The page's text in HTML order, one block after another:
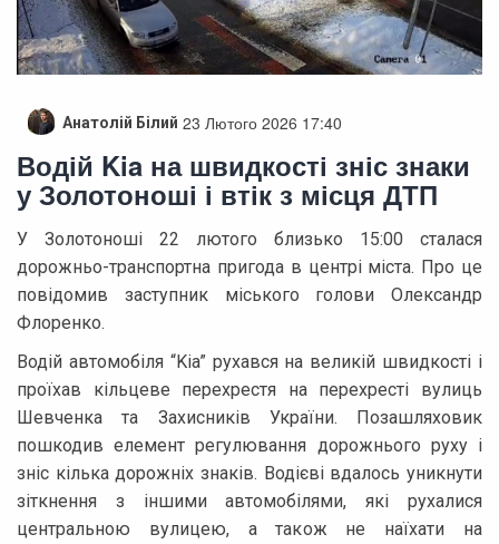
Анатолій Білий 23 Лютого 2026 17:40
Водій Kia на швидкості зніс знаки
у Золотоноші і втік з місця ДТП
У Золотоноші 22 лютого близько 15:00 сталася
дорожньо-транспортна пригода в центрі міста. Про це
повідомив заступник міського голови Олександр
Флоренко.
Водій автомобіля “Kia” рухався на великій швидкості і
проїхав кільцеве перехрестя на перехресті вулиць
Шевченка та Захисників України. Позашляховик
пошкодив елемент регулювання дорожнього руху і
зніс кілька дорожніх знаків. Водієві вдалось уникнути
зіткнення з іншими автомобілями, які рухалися
центральною вулицею, а також не наїхати на